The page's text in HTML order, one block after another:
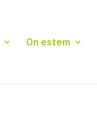
On estem